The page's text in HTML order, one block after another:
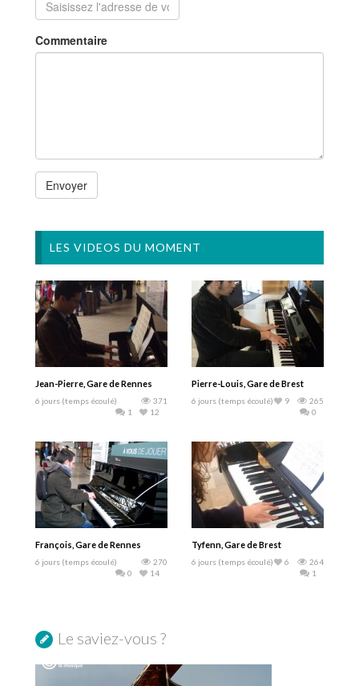
Commentaire
LES VIDEOS DU MOMENT
Jean-Pierre, Gare de Rennes
6 jours (temps écoulé)
371
12
1
Pierre-Louis, Gare de Brest
6 jours (temps écoulé) 265
9
0
François, Gare de Rennes
6 jours (temps écoulé)
270
14
0
Tyfenn, Gare de Brest
6 jours (temps écoulé) 264
6
1
Le saviez-vous ?